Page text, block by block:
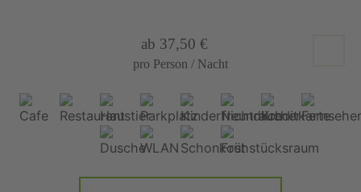
ab 37,50 €
pro Person / Nacht